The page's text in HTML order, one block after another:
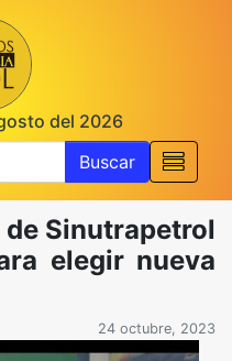
del 2026
Buscar
Sinutrapetrol
elegir nueva
24 octubre, 2023